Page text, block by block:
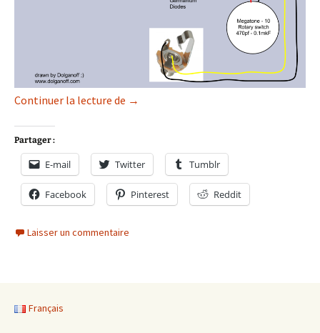
Continuer la lecture de Stratocaster
→
Partager :
E-mail Twitter Tumblr
Facebook Pinterest Reddit
Laisser un commentaire
Français